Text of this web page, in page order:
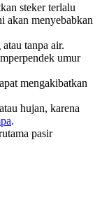
steker terlalu
akan menyebabkan
tanpa air.
umur
mengakibatkan
hujan, karena
.
pasir